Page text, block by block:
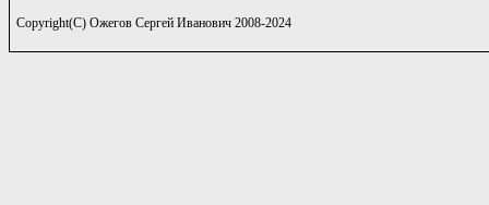
Copyright(C) Ожегов Сергей Иванович 2008-2024